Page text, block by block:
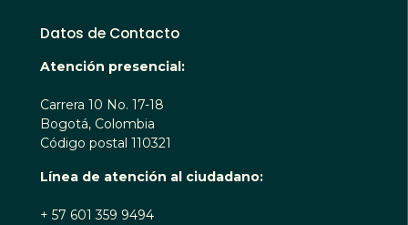
Datos de Contacto
Atención presencial:
Carrera 10 No. 17-18
Bogotá, Colombia
Código postal 110321
Línea de atención al ciudadano:
+ 57 601 359 9494